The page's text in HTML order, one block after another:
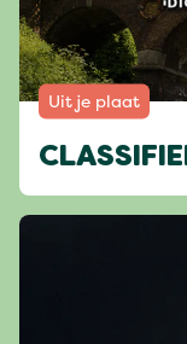
Uit je plaat